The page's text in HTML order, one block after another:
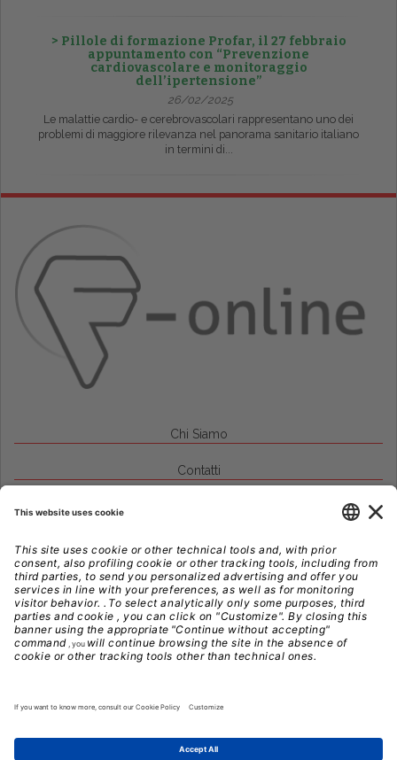
> Pillole di formazione Profar, il 27 febbraio
appuntamento con “Prevenzione
cardiovascolare e monitoraggio
dell’ipertensione”
26/02/2025
Le malattie cardio- e cerebrovascolari rappresentano uno dei
problemi di maggiore rilevanza nel panorama sanitario italiano
in termini di...
Chi Siamo
Contatti
Note Legali
Privacy
Gestione Cookie